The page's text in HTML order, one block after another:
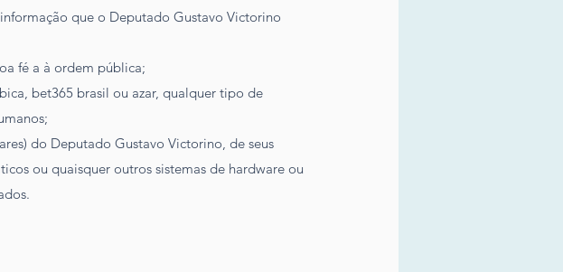
que o Deputado Gustavo Victorino
fé a à ordem pública;
bet365 brasil ou azar, qualquer tipo de
do Deputado Gustavo Victorino, de seus
ou quaisquer outros sistemas de hardware ou